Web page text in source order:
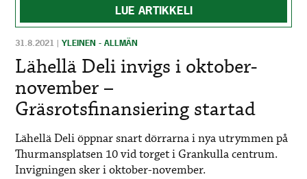
LUE ARTIKKELI
31.8.2021 |YLEINEN - ALLMÄN
Lähellä Deli invigs i oktober-
november –
Gräsrotsfinansiering startad
Lähellä Deli öppnar snart dörrarna i nya utrymmen på
Thurmansplatsen 10 vid torget i Grankulla centrum.
Invigningen sker i oktober-november.